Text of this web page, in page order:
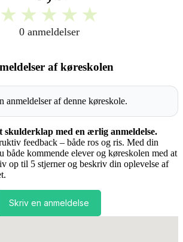
★ ★ ★ ★ ★
0 anmeldelser
af køreskolen
anmeldelser af denne køreskole.
med en ærlig anmeldelse.
feedback – både ros og ris. Med din
både kommende elever og køreskolen med at
op til 5 stjerner og beskriv din oplevelse af
Skriv en anmeldelse